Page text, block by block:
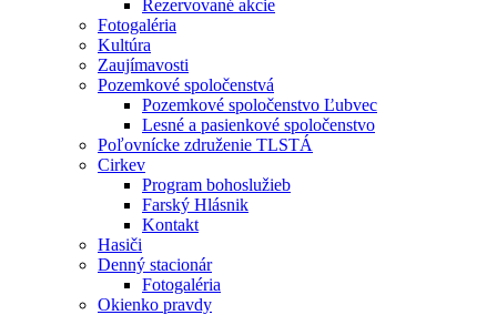
Rezervované akcie
Fotogaléria
Kultúra
Zaujímavosti
Pozemkové spoločenstvá
Pozemkové spoločenstvo Ľubvec
Lesné a pasienkové spoločenstvo
Poľovnícke združenie TLSTÁ
Cirkev
Program bohoslužieb
Farský Hlásnik
Kontakt
Hasiči
Denný stacionár
Fotogaléria
Okienko pravdy